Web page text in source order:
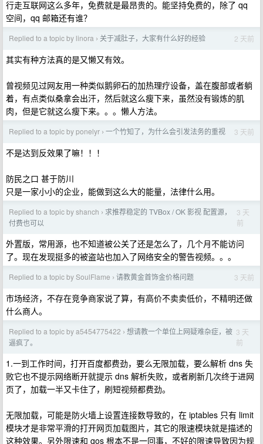
行走互联网这么多年，免费就是最昂贵的。能坚持免费的，除了 qq
空间，qq 邮箱还有谁？
Replied to a topic by linora › 关于减肚子，大家有什么好的经验 2 天前
其实有种方法真的是又懒又有效。
曾视频见过网友用一种类似鹅卵石的加热理疗设备，盖在腹部或者躺
着，有点类似桑拿会出汗，然后就这么瘦下来，虽然没有锻炼的肌
肉，但是它就这么瘦下来。。。懒人方法。
Replied to a topic by ponelyr › 一个竹知了，为什么会引发法务的重视 3 天前
不是达到反效果了嘛！！！
防民之口 甚于防川
只是一家小小的企业，能做到这么大的能量，法律什么用。
Replied to a topic by shanch › 求推荐稳定的 TVBox / OK 影视 配置源，
付费也可以
3 天
前
外置版，常用源，也不知道被公关了还是怎么了，几个月不能访问
了。现在发现挺多的被盗站也加入了网络安全的警告视频。。。
Replied to a topic by SoulFlame › 请教黄金首饰金价格问题 3 天前
市场经济，不存在竞争商家说了算，有高价不卖卖低价，不精明还做
什么商人。
Replied to a topic by a5454775422 › 想请教一个单位上网疑难杂症，被
逼疯了。
3 天
前
1.一到工作时间，打开百度都费劲，要么无限加载，要么解析 dns 失
败它也不提示网络断开就提示 dns 解析失败，或者刷新几次终于进网
页了，加载一半又卡住了，刷短视频都费劲。
无限加载，可能是防火墙上设置连接数导致的，在 iptables 只有 limit
模块才是非常平滑的打开网页加载图片，其它的限速模块就是描述的
这种效果。另外限速和 qos 根本不是一回事，不好的限速导致因为规